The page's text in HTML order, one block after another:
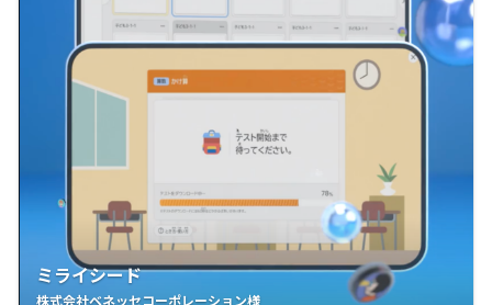
ミライシード
株式会社ベネッセコーポレーション様